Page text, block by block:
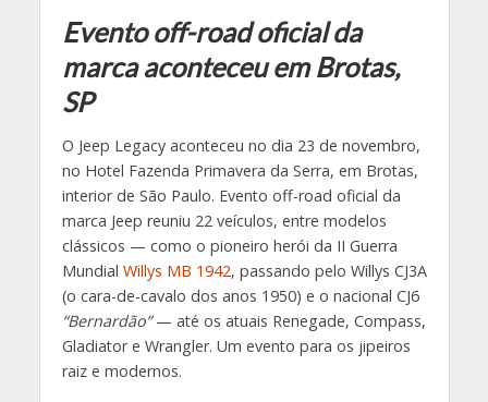
Evento off-road oficial da
marca aconteceu em Brotas,
SP
O Jeep Legacy aconteceu no dia 23 de novembro,
no Hotel Fazenda Primavera da Serra, em Brotas,
interior de São Paulo. Evento off-road oficial da
marca Jeep reuniu 22 veículos, entre modelos
clássicos — como o pioneiro herói da II Guerra
Mundial Willys MB 1942, passando pelo Willys CJ3A
(o cara-de-cavalo dos anos 1950) e o nacional CJ6
“Bernardão”— até os atuais Renegade, Compass,
Gladiator e Wrangler. Um evento para os jipeiros
raiz e modernos.